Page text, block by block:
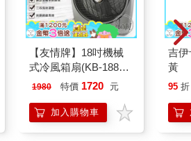
家夜店；Stattbad wedding 比舊工廠
建的音樂及藝術表演場地。綜合所有
地的About Blank，時常結合社會議題
、音樂質量高的Club，只是About Blank
」，排隊前建議參考一下Berghain的
個最著名的柏林電子音樂節，每年都
【友情牌】18吋機械
式冷風箱扇(KB-1881
按鍵在上方)
1980 特價 1720 元
加入購物車
吉
黃
95 折